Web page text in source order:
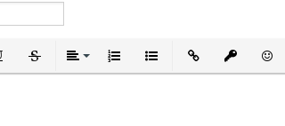
Подчеркнутый
ЗачеркнутыйВыравнивание
Нумерованный список
Маркированный
Вставить